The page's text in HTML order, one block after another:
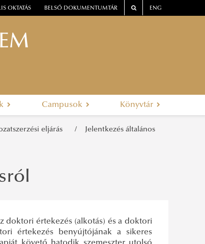
OKTATÁS BELSŐ DOKUMENTUMTÁR ENG
Campusok Könyvtár
eljárás
Jelentkezés általános
doktori értekezés (alkotás) és a doktori
értekezés benyújtójának a sikeres